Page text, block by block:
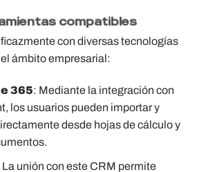
compatibles
con diversas tecnologías
ámbito empresarial:
365: Mediante la integración con
los usuarios pueden importar y
desde hojas de cálculo y
La unión con este CRM permite